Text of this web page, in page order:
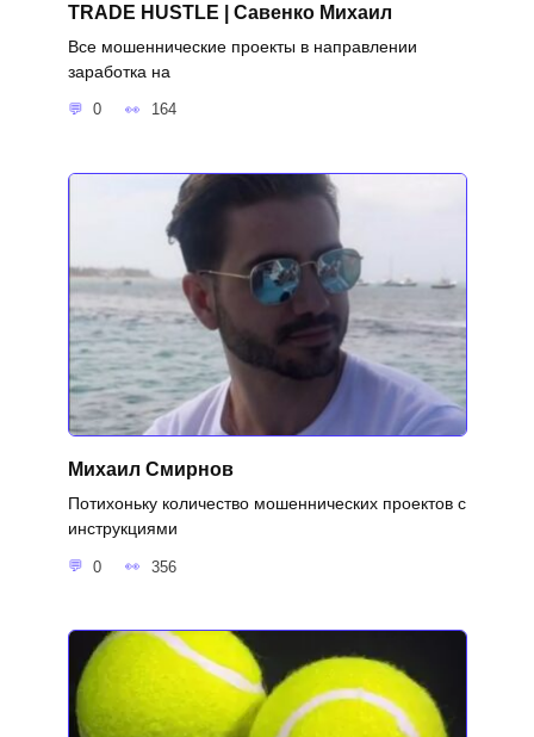
TRADE HUSTLE | Савенко Михаил
Все мошеннические проекты в направлении
заработка на
0 164
Михаил Смирнов
Потихоньку количество мошеннических проектов с
инструкциями
0 356